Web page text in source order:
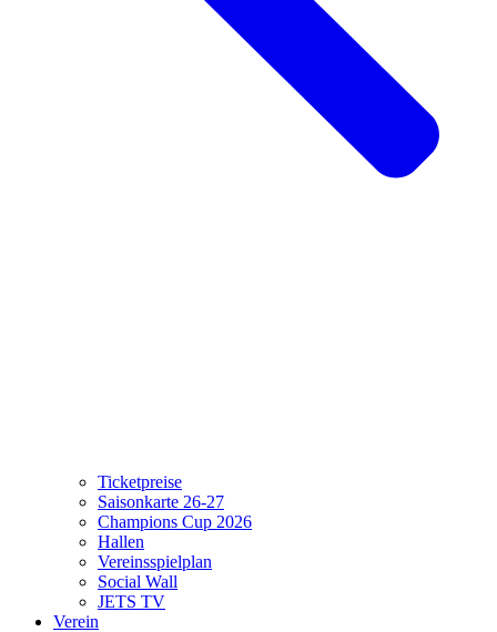
Ticketpreise
Saisonkarte 26-27
Champions Cup 2026
Hallen
Vereinsspielplan
Social Wall
JETS TV
Verein